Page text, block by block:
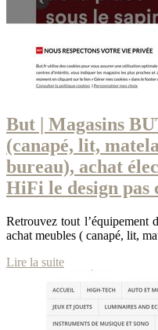
But | Magasins
(canapé, lit,
bureau), achat
HiFi le design pas
Retrouvez tout l’équipement
achat meubles ( canapé, lit,
Lire la suite